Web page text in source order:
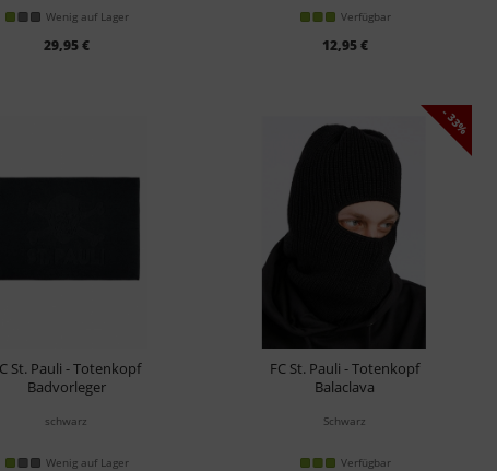
Wenig auf Lager
29,95 €
Verfügbar
12,95 €
St. Pauli - Totenkopf
Badvorleger
schwarz
Wenig auf Lager
FC St. Pauli - Totenkopf
Balaclava
Schwarz
Verfügbar
- 33%